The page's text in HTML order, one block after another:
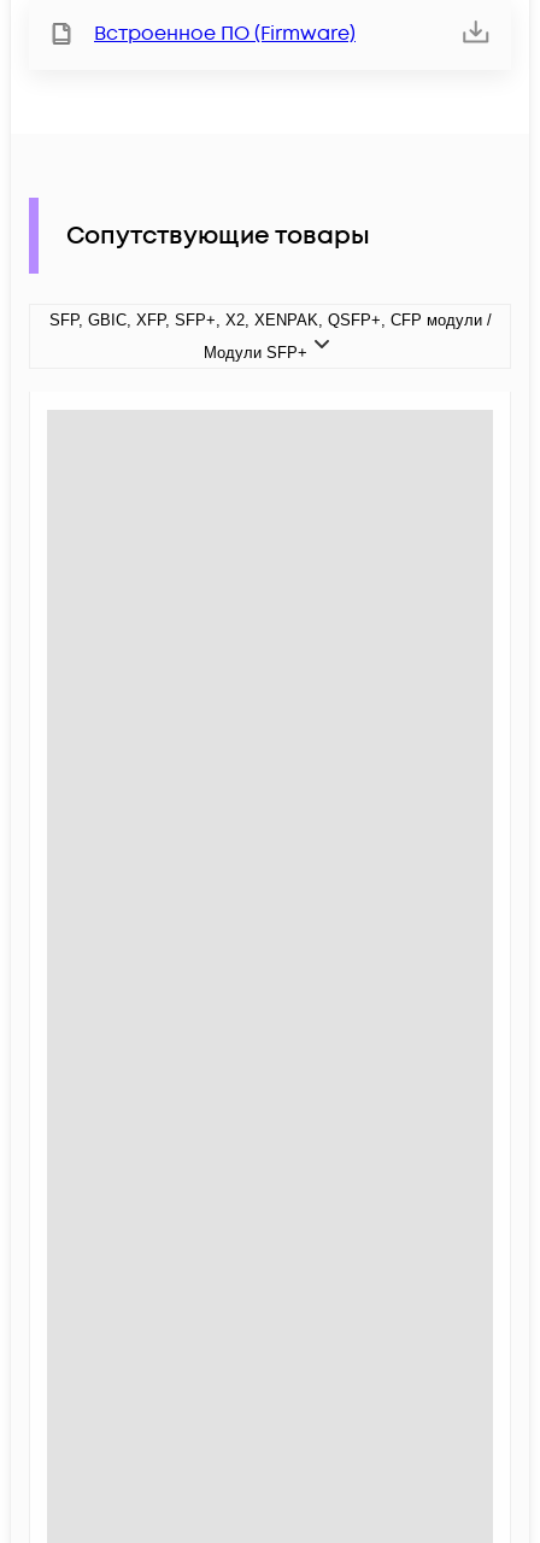
Встроенное ПО (Firmware)
Сопутствующие товары
SFP, GBIC, XFP, SFP+, X2, XENPAK, QSFP+, CFP модули /
Модули SFP+